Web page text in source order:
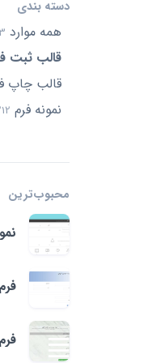
دسته بندی
همه موارد
قالب ثبت
قالب چاپ
نمونه فرم
محبوب‌ترین‌